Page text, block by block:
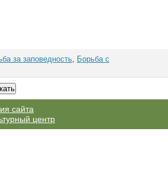
за заповедность, Борьба с
сайта
центр